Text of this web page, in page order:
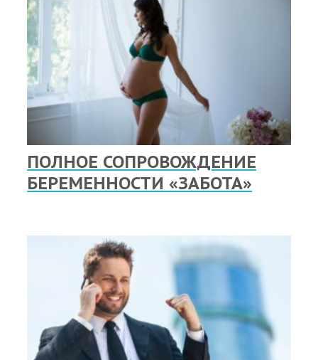
ПОЛНОЕ СОПРОВОЖДЕНИЕ
БЕРЕМЕННОСТИ «ЗАБОТА»